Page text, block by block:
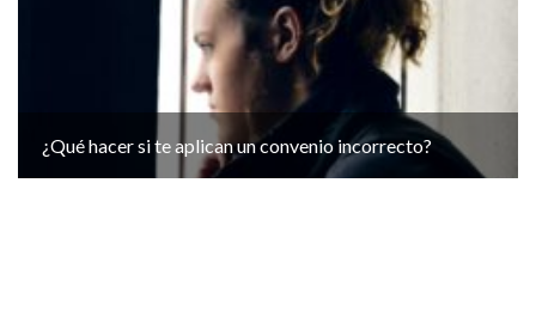
¿Qué hacer si te aplican un convenio incorrecto?